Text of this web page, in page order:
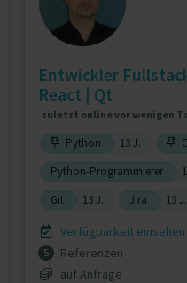
Entwickler
React | Qt
zuletzt online vor wenigen
Python 13 J.
Python-Programmierer
Git
13 J. Jira 13 J.
Verfügbarkeit einsehen
5
Referenzen
auf Anfrage